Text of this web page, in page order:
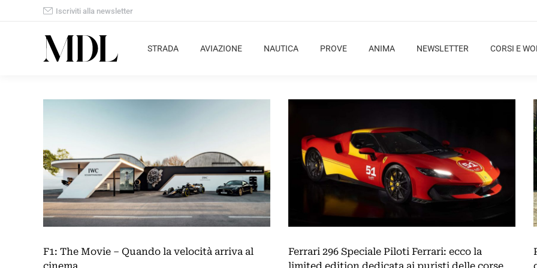
Iscriviti alla newsletter
STRADA AVIAZIONE NAUTICA PROVE ANIMA NEWSLETTER CORSI E
F1: The Movie – Quando la velocità arriva al
Ferrari 296 Speciale Piloti Ferrari: ecco la